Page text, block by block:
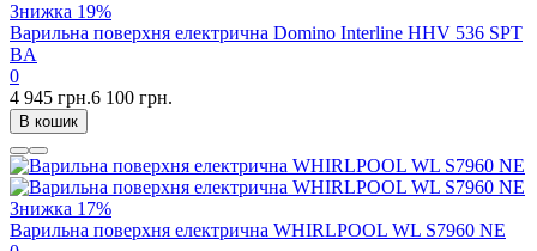
Знижка 19%
Варильна поверхня електрична Domino Interline HHV 536 SPT
BA
0
4 945 грн.6 100 грн.
В кошик
Знижка 17%
Варильна поверхня електрична WHIRLPOOL WL S7960 NE